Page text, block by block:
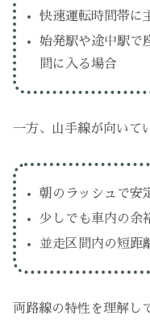
快速運転時間帯に
始発駅や途中駅で
間に入る場合
一方、山手線が向いて
朝のラッシュで安
少しでも車内の余
並走区間内の短距
両路線の特性を理解し